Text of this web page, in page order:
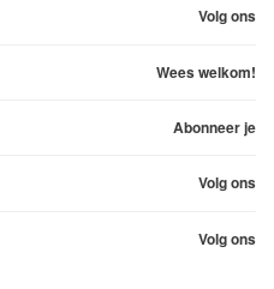
Volg ons
Wees welkom!
Abonneer je
Volg ons
Volg ons